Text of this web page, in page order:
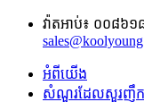
វ៉ាតអាប់៖ ០០៨
អំពីយើង
សំណួរដែលសួរញឹ